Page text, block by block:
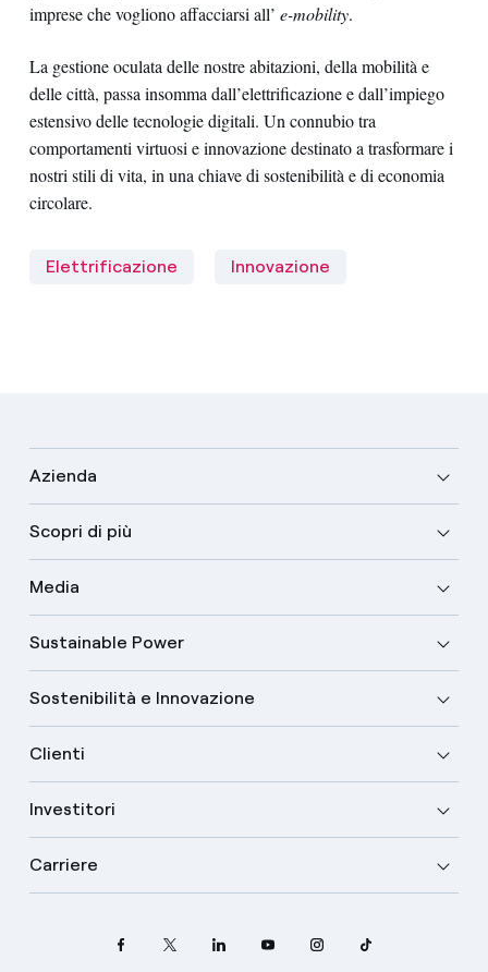
imprese che vogliono affacciarsi all’ e-mobility.
La gestione oculata delle nostre abitazioni, della mobilità e
delle città, passa insomma dall’elettrificazione e dall’impiego
estensivo delle tecnologie digitali. Un connubio tra
comportamenti virtuosi e innovazione destinato a trasformare i
nostri stili di vita, in una chiave di sostenibilità e di economia
circolare.
Elettrificazione Innovazione
Azienda
Scopri di più
Media
Sustainable Power
Sostenibilità e Innovazione
Clienti
Investitori
Carriere